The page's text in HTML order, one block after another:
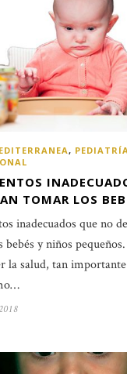
,
TOMAR LOS
inadecuados que no
y niños
la salud, tan